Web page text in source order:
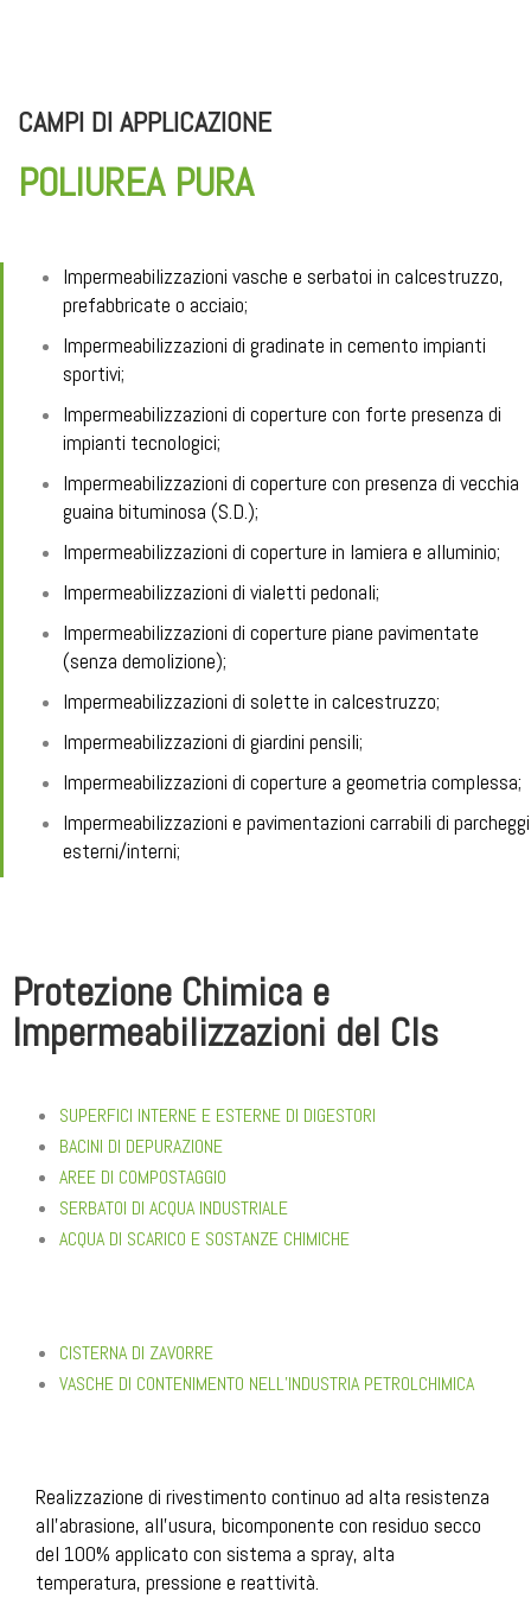
CAMPI DI APPLICAZIONE
POLIUREA PURA
Impermeabilizzazioni vasche e serbatoi in calcestruzzo,
prefabbricate o acciaio;
Impermeabilizzazioni di gradinate in cemento impianti
sportivi;
Impermeabilizzazioni di coperture con forte presenza di
impianti tecnologici;
Impermeabilizzazioni di coperture con presenza di vecchia
guaina bituminosa (S.D.);
Impermeabilizzazioni di coperture in lamiera e alluminio;
Impermeabilizzazioni di vialetti pedonali;
Impermeabilizzazioni di coperture piane pavimentate
(senza demolizione);
Impermeabilizzazioni di solette in calcestruzzo;
Impermeabilizzazioni di giardini pensili;
Impermeabilizzazioni di coperture a geometria complessa;
Impermeabilizzazioni e pavimentazioni carrabili di parcheggi
esterni/interni;
Protezione Chimica e
Impermeabilizzazioni del Cls
SUPERFICI INTERNE E ESTERNE DI DIGESTORI
BACINI DI DEPURAZIONE
AREE DI COMPOSTAGGIO
SERBATOI DI ACQUA INDUSTRIALE
ACQUA DI SCARICO E SOSTANZE CHIMICHE
CISTERNA DI ZAVORRE
VASCHE DI CONTENIMENTO NELL’INDUSTRIA PETROLCHIMICA
Realizzazione di rivestimento continuo ad alta resistenza
all’abrasione, all’usura, bicomponente con residuo secco
del 100% applicato con sistema a spray, alta
temperatura, pressione e reattività.